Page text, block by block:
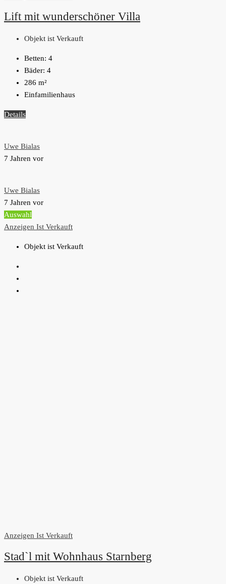
Lift mit wunderschöner Villa
Objekt ist Verkauft
Betten: 4
Bäder: 4
286 m²
Einfamilienhaus
Details
Uwe Bialas
7 Jahren vor
Uwe Bialas
7 Jahren vor
Auswahl
Anzeigen Ist Verkauft
Objekt ist Verkauft
Anzeigen Ist Verkauft
Stad`l mit Wohnhaus Starnberg
Objekt ist Verkauft